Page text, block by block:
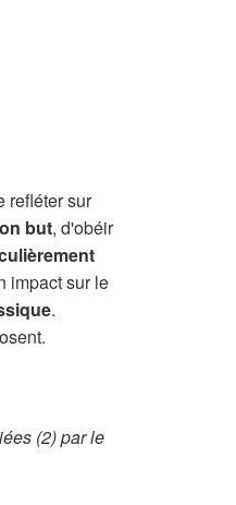
refléter sur
but, d'obéir
impact sur le
.
(2) par le